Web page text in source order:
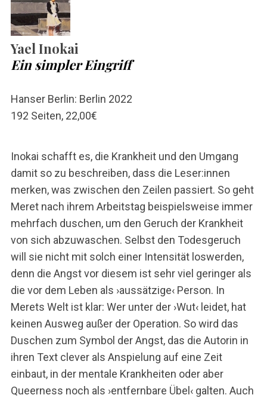
Yael Inokai
Ein simpler Eingriff
Hanser Berlin: Berlin 2022
192 Seiten, 22,00€
Inokai schafft es, die Krankheit und den Umgang
damit so zu beschreiben, dass die Leser:innen
merken, was zwischen den Zeilen passiert. So geht
Meret nach ihrem Arbeitstag beispielsweise immer
mehrfach duschen, um den Geruch der Krankheit
von sich abzuwaschen. Selbst den Todesgeruch
will sie nicht mit solch einer Intensität loswerden,
denn die Angst vor diesem ist sehr viel geringer als
die vor dem Leben als ›aussätzige‹ Person. In
Merets Welt ist klar: Wer unter der ›Wut‹ leidet, hat
keinen Ausweg außer der Operation. So wird das
Duschen zum Symbol der Angst, das die Autorin in
ihren Text clever als Anspielung auf eine Zeit
einbaut, in der mentale Krankheiten oder aber
Queerness noch als ›entfernbare Übel‹ galten. Auch